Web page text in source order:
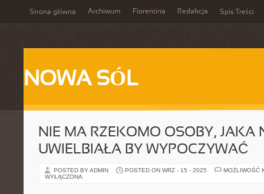
Strona główna Archiwum Fiorentina Redakcja Spis Treści
NOWA SÓL
NIE MA RZEKOMO OSOBY, JAKA
UWIELBIAŁA BY WYPOCZYWAĆ
POSTED BY ADMIN POSTED ON WRZ - 15 - 2025
MOŻLIWOŚĆ
WYŁĄCZONA